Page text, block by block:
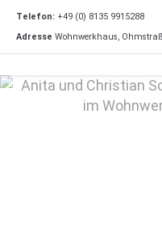
Telefon: +49 (0) 8135 9915288
Adresse Wohnwerkhaus,